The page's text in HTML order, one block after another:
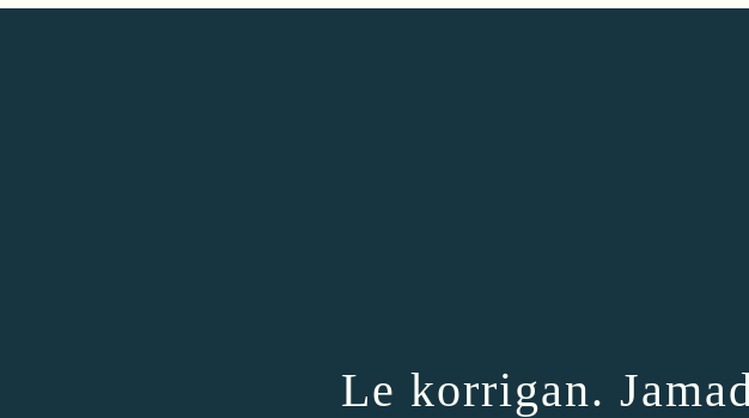
Le korrigan.